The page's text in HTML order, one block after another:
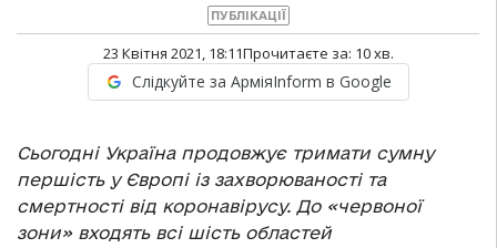
ПУБЛІКАЦІЇ
23 Квітня 2021, 18:11Прочитаєте за: 10хв.
Слідкуйте за АрміяInform в Google
Сьогодні Україна продовжує тримати сумну
першість у Європі із захворюваності та
смертності від коронавірусу. До «червоної
зони» входять всі шість областей